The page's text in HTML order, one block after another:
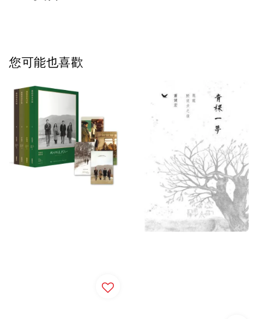
您可能也喜歡